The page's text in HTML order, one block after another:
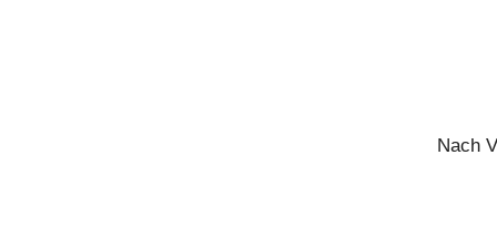
Nach